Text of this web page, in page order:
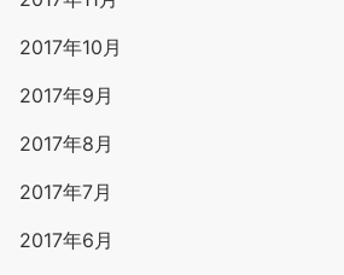
2017年10月
2017年9月
2017年8月
2017年7月
2017年6月